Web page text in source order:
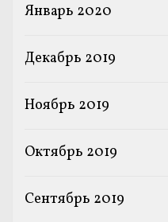
Январь 2020
Декабрь 2019
Ноябрь 2019
Октябрь 2019
Сентябрь 2019